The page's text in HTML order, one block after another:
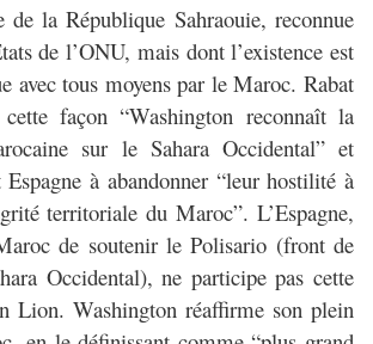
la République Sahraouie, reconnue
de l’ONU, mais dont l’existence est
avec tous moyens par le Maroc. Rabat
façon “Washington reconnaît la
sur le Sahara Occidental” et
à abandonner “leur hostilité à
territoriale du Maroc”. L’Espagne,
de soutenir le Polisario (front de
Occidental), ne participe pas cette
Lion. Washington réaffirme son plein